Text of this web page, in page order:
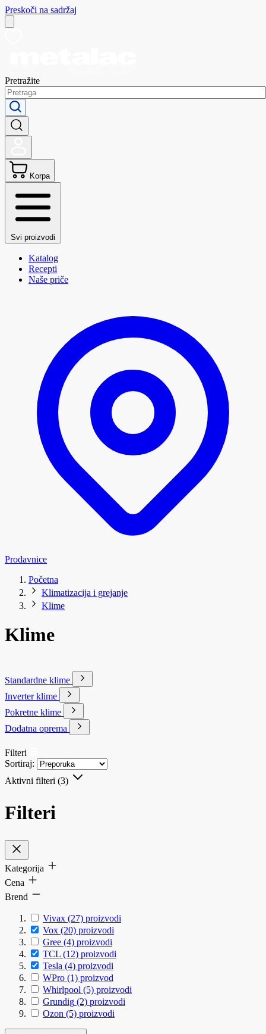
Preskoči na sadržaj
Pretražite
Korpa
Svi proizvodi
Katalog
Recepti
Naše priče
Prodavnice
Početna
Klimatizacija i grejanje
Klime
Klime
Standardne klime
Inverter klime
Pokretne klime
Dodatna oprema
Filteri
Sortiraj:
Aktivni filteri (3)
Filteri
Kategorija
Cena
Brend
Vivax (27) proizvodi
Vox (20) proizvodi
Gree (4) proizvodi
TCL (12) proizvodi
Tesla (4) proizvodi
WPro (1) proizvod
Whirlpool (5) proizvodi
Grundig (2) proizvodi
Ozon (5) proizvodi